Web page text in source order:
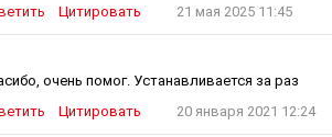
Цитировать 21 мая 2025 11:45
очень помог. Устанавливается за раз
Цитировать 20 января 2021 12:24